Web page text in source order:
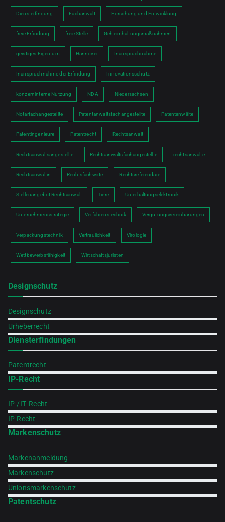
Diensterfindung Fachanwalt Forschung und Entwicklung
freie Erfindung freie Stelle Geheimhaltungsmaßnahmen
geistiges Eigentum Hannover Inanspruchnahme
Inanspruchnahme der Erfindung Innovationsschutz
konzerninterne Nutzung NDA Niedersachsen
Notarfachangestellte Patentanwaltsfachangestellte Patentanwälte
Patentingenieure Patentrecht Rechtsanwalt
Rechtsanwaltsangestellte Rechtsanwaltsfachangestellte rechtsanwälte
Rechtsanwältin Rechtsfachwirte Rechtsreferendare
Stellenangebot Rechtsanwalt Tiere Unterhaltungselektronik
Unternehmensstrategie Verfahrenstechnik Vergütungsvereinbarungen
Verpackungstechnik Vertraulichkeit Virologie
Wettbewerbsfähigkeit Wirtschaftsjuristen
Designschutz
Designschutz
Urheberrecht
Diensterfindungen
Patentrecht
IP-Recht
IP-/IT- Recht
IP-Recht
Markenschutz
Markenanmeldung
Markenschutz
Unionsmarkenschutz
Patentschutz